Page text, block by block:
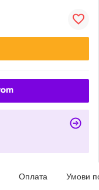
Оплата Умови